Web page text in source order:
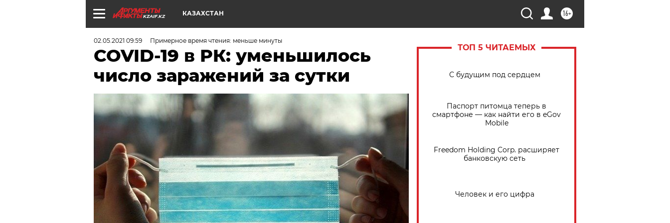
KZAIF.KZ 16+
КАЗАХСТАН
02.05.2021 09:59 Примерное время чтения: меньше минуты
COVID-19 в РК: уменьшилось
число заражений за сутки
ТОП 5 ЧИТАЕМЫХ
С будущим под сердцем
Паспорт питомца теперь в
смартфоне — как найти его в eGov
Mobile
Freedom Holding Corp. расширяет
банковскую сеть
Человек и его цифра